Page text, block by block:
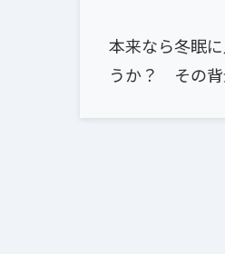
本来なら冬眠
うか？ その背